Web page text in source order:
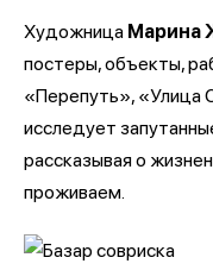
Художница Марина
постеры, объекты,
«Перепуть», «Улица
исследует
рассказывая о
проживаем.